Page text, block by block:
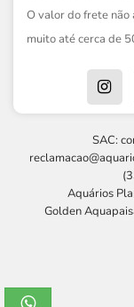
O valor do frete não
muito até cerca de
SAC:
Aquários
Golden